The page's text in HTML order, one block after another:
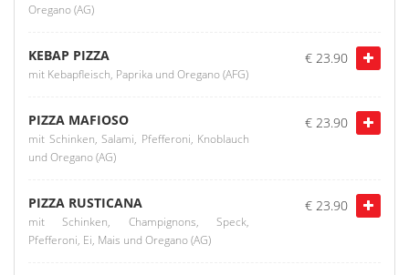
Oregano (AG)
KEBAP PIZZA
mit Kebapfleisch, Paprika und Oregano (AFG)
€ 23.90
PIZZA MAFIOSO
mit Schinken, Salami, Pfefferoni, Knoblauch
und Oregano (AG)
€ 23.90
PIZZA RUSTICANA
mit Schinken, Champignons, Speck,
Pfefferoni, Ei, Mais und Oregano (AG)
€ 23.90